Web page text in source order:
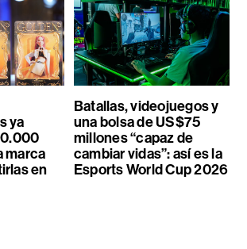
ya
marca
en
Batallas, videojuegos y
una bolsa de US$75
millones “capaz de
cambiar vidas”: así es la
Esports World Cup 2026